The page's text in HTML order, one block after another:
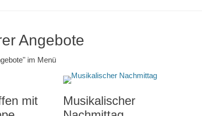
Angebote
im Menü
mit
Musikalischer